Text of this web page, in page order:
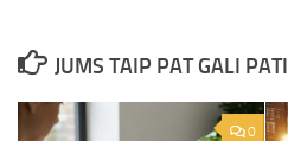
JUMS TAIP PAT GALI
0